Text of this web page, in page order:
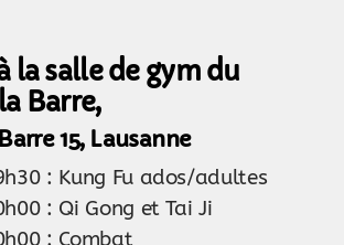
la salle de gym du
Barre,
15, Lausanne
: Kung Fu ados/adultes
: Qi Gong et Tai Ji
: Combat